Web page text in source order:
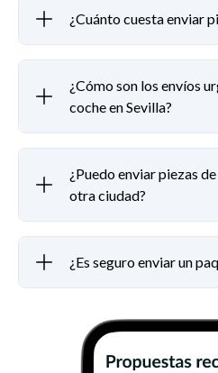
¿Cuánto cuesta enviar
¿Cómo son los envíos
coche en Sevilla?
¿Puedo enviar piezas
otra ciudad?
¿Es seguro enviar un